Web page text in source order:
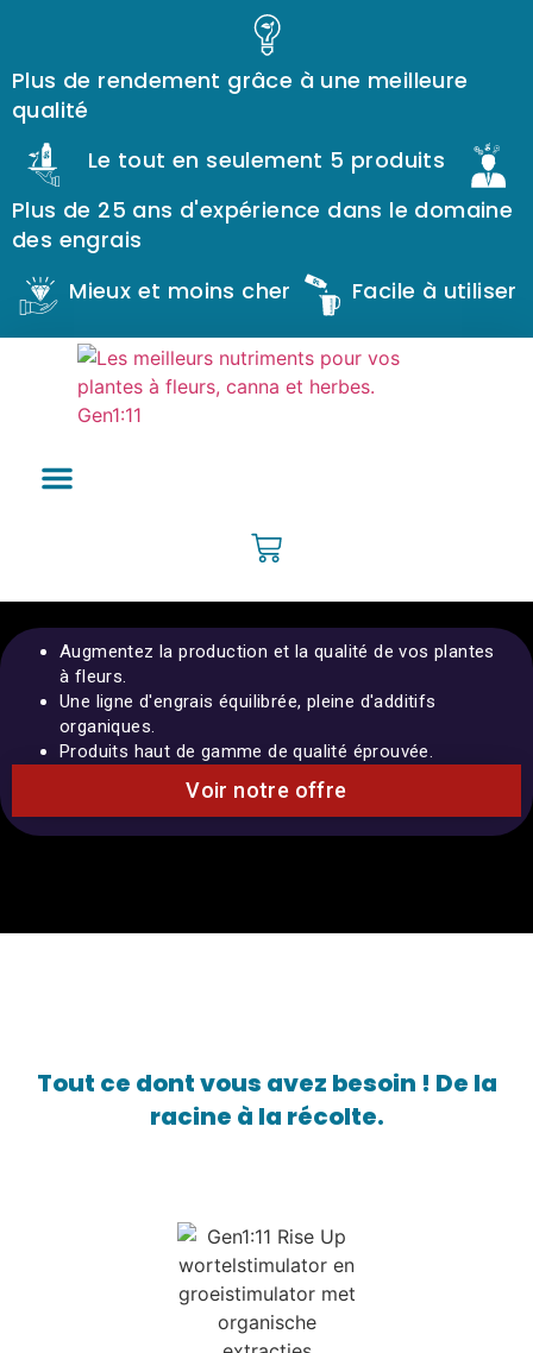
Plus de rendement grâce à une meilleure
qualité
Le tout en seulement 5 produits
Plus de 25 ans d'expérience dans le domaine
des engrais
Mieux et moins cher
Facile à utiliser
Augmentez la production et la qualité de vos plantes
à fleurs.
Une ligne d'engrais équilibrée, pleine d'additifs
organiques.
Produits haut de gamme de qualité éprouvée.
Voir notre offre
Tout ce dont vous avez besoin ! De la
racine à la récolte.